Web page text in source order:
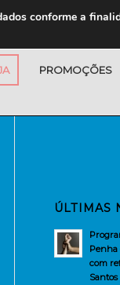
PROMOÇÕES
ÚLTIMAS
Penha
com
Santos
conforme a